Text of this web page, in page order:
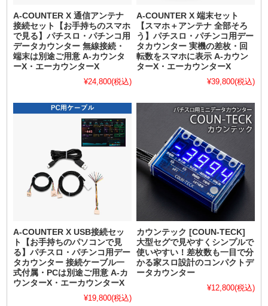
A-COUNTER X 通信アンテナ
接続セット【お手持ちのスマホ
で見る】パチスロ・パチンコ用
データカウンター 無線接続・
端末は別途ご用意 A-カウンタ
ーX・エーカウンターX
¥24,800(税込)
A-COUNTER X 端末セット
【スマホ＋アンテナ 全部そろ
う】パチスロ・パチンコ用デー
タカウンター 実機の差枚・回
転数をスマホに表示 A-カウン
ターX・エーカウンターX
¥39,800(税込)
A-COUNTER X USB接続セッ
ト【お手持ちのパソコンで見
る】パチスロ・パチンコ用デー
タカウンター 接続ケーブル一
式付属・PCは別途ご用意 A-カ
ウンターX・エーカウンターX
¥19,800(税込)
カウンテック [COUN-TECK]
大型セグで見やすくシンプルで
使いやすい！差枚数も一目で分
かる家スロ設計のコンパクトデ
ータカウンター
¥12,800(税込)